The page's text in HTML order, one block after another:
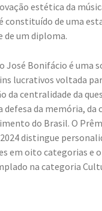
estética da
constituído de uma
de um diploma.
José Bonifácio é uma
lucrativos voltada
da centralidade da
defesa da memória, da
do Brasil. O
distingue
em oito categorias e
na categoria